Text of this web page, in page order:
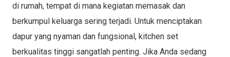
di rumah, tempat di mana kegiatan memasak dan
berkumpul keluarga sering terjadi. Untuk menciptakan
dapur yang nyaman dan fungsional, kitchen set
berkualitas tinggi sangatlah penting. Jika Anda sedang